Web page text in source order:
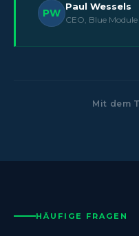
PW
Paul Wessels
CEO, Blue Module
Mit dem
HÄUFIGE FRAGEN